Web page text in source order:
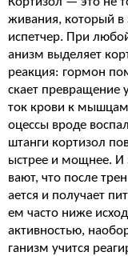
живания, который в
испетчер. При
анизм выделяет
реакция: гормон
скает превращение
ток крови к
оцессы вроде
штанги кортизол
ыстрее и мощнее. И
вают, что после
ается и получает
ем часто ниже
активностью,
ганизм учится